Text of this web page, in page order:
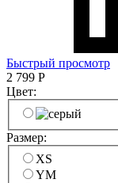
Быстрый просмотр
2 799 Р
Цвет:
Размер:
XS
YM